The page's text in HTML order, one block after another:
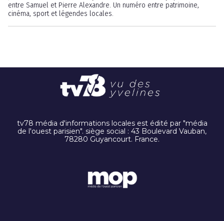
entre Samuel et Pierre Alexandre. Un numéro entre patrimoine,
cinéma, sport et légendes locales.
tv78 média d'informations locales est édité par "média
de l'ouest parisien". siège social : 43 Boulevard Vauban,
78280 Guyancourt. France.